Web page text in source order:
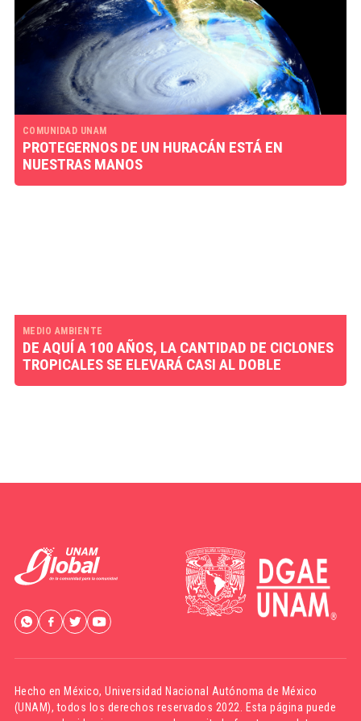
COMUNIDAD UNAM
PROTEGERNOS DE UN HURACÁN ESTÁ EN
NUESTRAS MANOS
MEDIO AMBIENTE
DE AQUÍ A 100 AÑOS, LA CANTIDAD DE CICLONES
TROPICALES SE ELEVARÁ CASI AL DOBLE
Hecho en México,Universidad Nacional Autónoma de México
(UNAM), todos los derechos reservados 2022. Esta página puede